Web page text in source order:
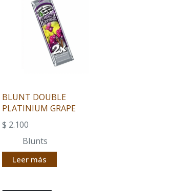
BLUNT DOUBLE
PLATINIUM GRAPE
$ 2.100
Blunts
Leer más